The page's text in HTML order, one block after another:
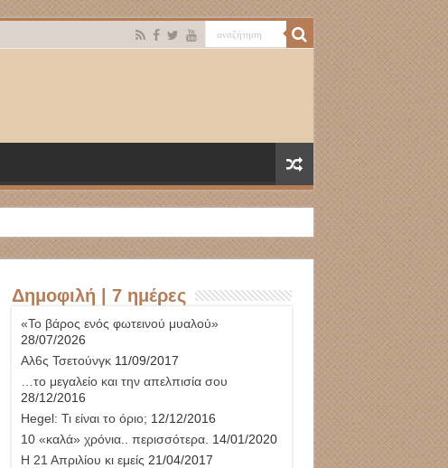
Δημοφιλή | 7 ημέρες
«Το βάρος ενός φωτεινού μυαλού»
28/07/2026
Αλ6ς Τσετούνγκ11/09/2017
…το μεγαλείο και την απελπισία σου
28/12/2016
Hegel: Τι είναι το όριο; 12/12/2016
10 «καλά» χρόνια.. περισσότερα. 14/01/2020
Η 21 Απριλίου κι εμείς 21/04/2017